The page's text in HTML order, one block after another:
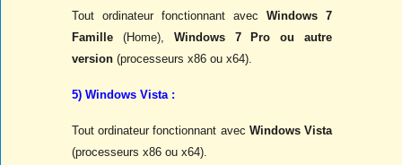
Tout ordinateur fonctionnant avec Windows 7
Famille (Home), Windows 7 Pro ou autre
version (processeurs x86 ou x64).
5) Windows Vista :
Tout ordinateur fonctionnant avec Windows Vista
(processeurs x86 ou x64).